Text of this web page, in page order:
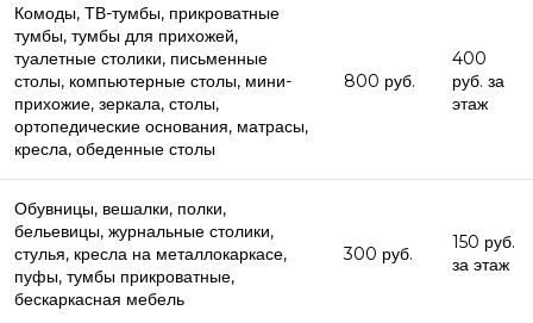
Комоды, ТВ-тумбы, прикроватные
тумбы, тумбы для прихожей,
туалетные столики, письменные
столы, компьютерные столы, мини-
прихожие, зеркала, столы,
ортопедические основания, матрасы,
кресла, обеденные столы
800 руб.
400
руб. за
этаж
Обувницы, вешалки, полки,
бельевицы, журнальные столики,
стулья, кресла на металлокаркасе,
пуфы, тумбы прикроватные,
бескаркасная мебель
300 руб.
150 руб.
за этаж